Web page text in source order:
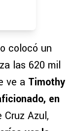
colocó un
las 620 mil
ve a Timothy
en
Azul,